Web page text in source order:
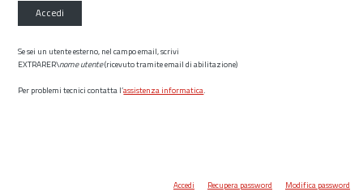
Accedi
Se sei un utente esterno, nel campo email, scrivi
EXTRARER\nome utente(ricevuto tramite email di abilitazione)
Per problemi tecnici contatta l’assistenza informatica.
Accedi Recupera password Modifica password